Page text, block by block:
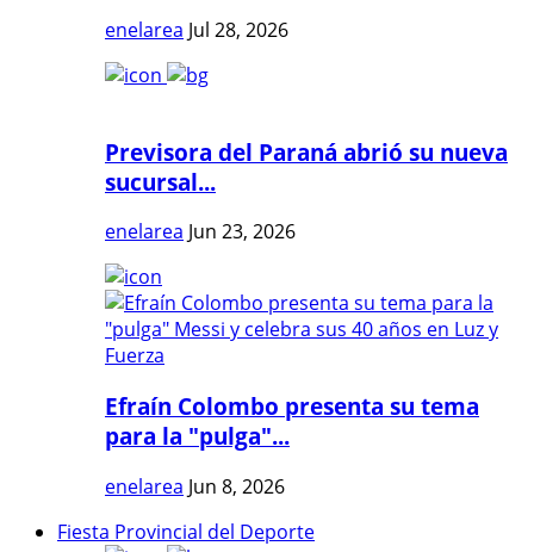
enelarea Jul 28, 2026
Previsora del Paraná abrió su nueva
sucursal...
enelarea Jun 23, 2026
Efraín Colombo presenta su tema
para la "pulga"...
enelarea Jun 8, 2026
Fiesta Provincial del Deporte